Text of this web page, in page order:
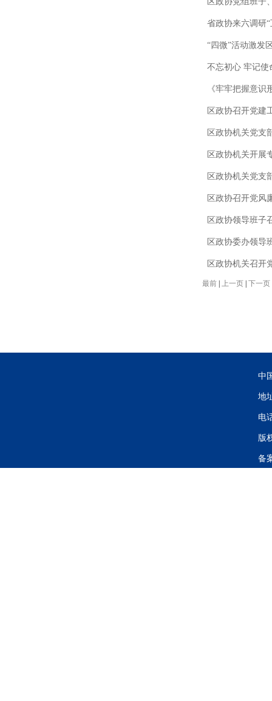
省政协来六调研
“四微”活动激发
不忘初心 牢记
《牢牢把握意
区政协召开党建
区政协机关党支
区政协机关开展
区政协机关党支
区政协召开党风
区政协领导班子
区政协委办领导
区政协机关召开
最前 上一页 下一页
中
地
电
版
备